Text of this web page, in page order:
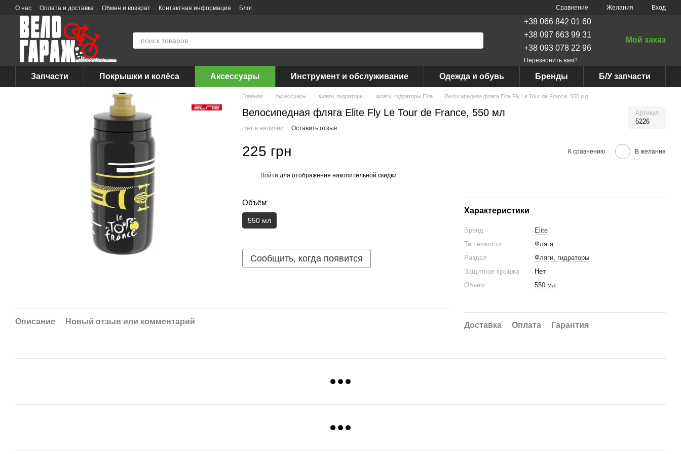
Перейти к основному контенту
О нас Оплата и доставка Обмен и возврат Контактная информация Блог Сравнение Желания Вход
+38 066 842 01 60
+38 097 663 99 31
+38 093 078 22 96
Перезвонить вам?
Мой заказ
Запчасти Покрышки и колёса Аксессуары Инструмент и обслуживание Одежда и обувь Бренды Б/У запчасти
Главная Аксессуары Фляги, гидраторы Фляги, гидраторы Elite Велосипедная фляга Elite Fly Le Tour de France, 550 мл
Велосипедная фляга Elite Fly Le Tour de France, 550 мл Артикул
5226
Нет в наличии Оставить отзыв
225 грн К сравнению В желания
Войти для отображения накопительной скидки
Объём
550 мл
Сообщить, когда появится
Характеристики
Бренд
Elite
Тип ёмкости
Фляга
Раздел
Фляги, гидраторы
Защитная крышка
Нет
Объём
550 мл
Доставка Оплата Гарантия
Описание Новый отзыв или комментарий